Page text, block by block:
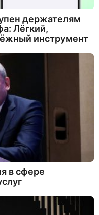
держателям
Лёгкий,
инструмент
в сфере